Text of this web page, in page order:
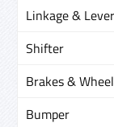
Linkage &
Shifter
Brakes &
Bumper